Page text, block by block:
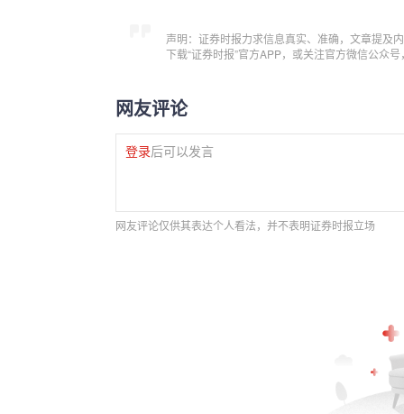
声明：证券时报力求信息真实、准确，文章提及
下载“证券时报”官方APP，或关注官方微信公众
网友评论
登录后可以发言
网友评论仅供其表达个人看法，并不表明证券时报立场